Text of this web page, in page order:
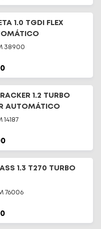
1.0 TGDI FLEX
38900
1.2 TURBO
AUTOMÁTICO
14187
1.3 T270 TURBO
76006